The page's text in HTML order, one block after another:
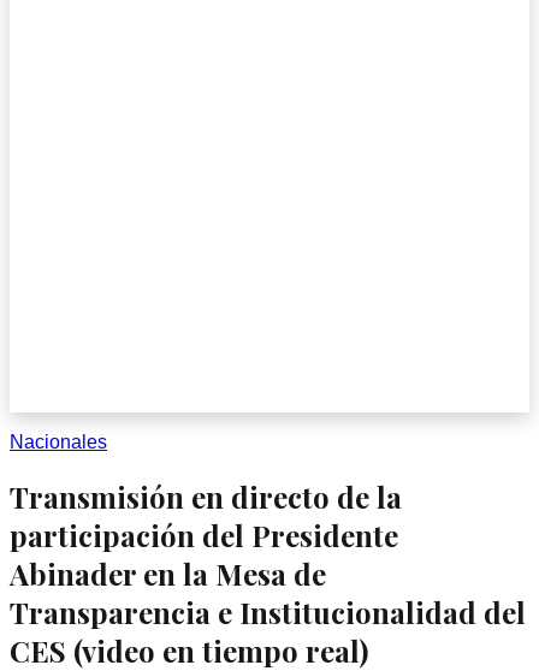
Nacionales
Transmisión en directo de la
participación del Presidente
Abinader en la Mesa de
Transparencia e Institucionalidad del
CES (video en tiempo real)